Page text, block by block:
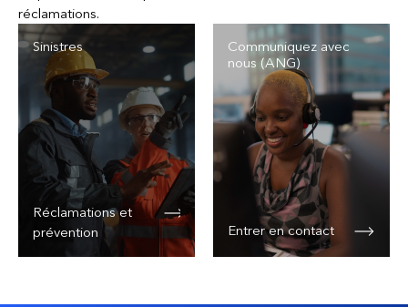
Des actifs importants et complexes partout au
Canada
Programme de sélection et de suivi des sous-traitants
réclamations.
Sinistres
Réclamations et
prévention
Communiquez avec
nous (ANG)
Entrer en contact